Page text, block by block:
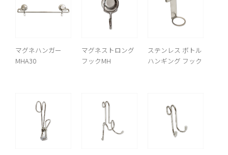
マグネハンガー
MHA30
マグネストロング
フックMH
ステンレス ボトル
ハンギング フック